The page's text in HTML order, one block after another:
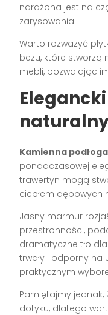
narażona jest na
zarysowania.
Warto rozważyć
beżu, które stworzą
mebli, pozwalając
Kamienna
ponadczasowej
trawertyn mogą
ciepłem dębowych
Jasny marmur
przestronności,
dramatyczne tło
trwały i odporny na
praktycznym
Pamiętajmy jednak,
dotyku, dlatego